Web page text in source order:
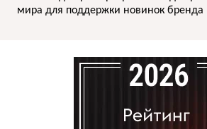
мира для поддержки новинок бренда